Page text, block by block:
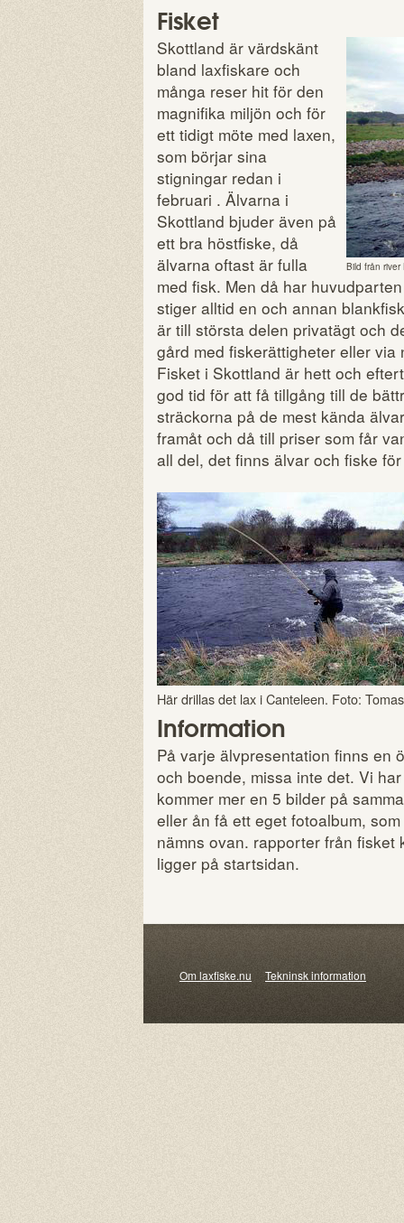
Fisket
Bild från river
Skottland är värdskänt
bland laxfiskare och
många reser hit för den
magnifika miljön och för
ett tidigt möte med laxen,
som börjar sina
stigningar redan i
februari . Älvarna i
Skottland bjuder även på
ett bra höstfiske, då
älvarna oftast är fulla
med fisk. Men då har
stiger alltid en och annan
är till största delen privatägt och
gård med fiskerättigheter eller via
Fisket i Skottland är hett och
god tid för att få tillgång till de
sträckorna på de mest kända
framåt och då till priser som får
all del, det finns älvar och fiske
Här drillas det lax i Canteleen. Foto:
Information
På varje älvpresentation finns en
och boende, missa inte det. Vi
kommer mer en 5 bilder på
eller ån få ett eget fotoalbum,
nämns ovan. rapporter från
ligger på startsidan.
Om laxfiske.nu Tekninsk information